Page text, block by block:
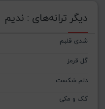
دیگر ترانه‌های : ندیم
شدی قلبم
گل قرمز
دلم شکست
کک و مکی